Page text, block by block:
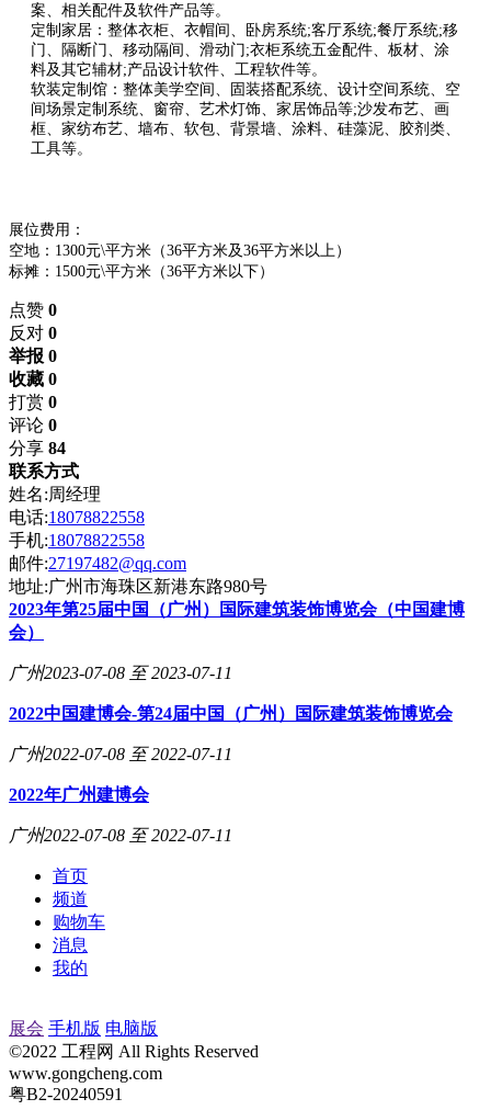
案、相关配件及软件产品等。
定制家居：整体衣柜、衣帽间、卧房系统;客厅系统;餐厅系统;移
门、隔断门、移动隔间、滑动门;衣柜系统五金配件、板材、涂
料及其它辅材;产品设计软件、工程软件等。
软装定制馆：整体美学空间、固装搭配系统、设计空间系统、空
间场景定制系统、窗帘、艺术灯饰、家居饰品等;沙发布艺、画
框、家纺布艺、墙布、软包、背景墙、涂料、硅藻泥、胶剂类、
工具等。
展位费用：
空地：1300元\平方米（36平方米及36平方米以上）
标摊：1500元\平方米（36平方米以下）
点赞 0
反对 0
举报 0
收藏 0
打赏 0
评论 0
分享 84
联系方式
姓名:周经理
电话:18078822558
手机:18078822558
邮件:27197482@qq.com
地址:广州市海珠区新港东路980号
2023年第25届中国（广州）国际建筑装饰博览会（中国建博
会）
广州2023-07-08 至 2023-07-11
2022中国建博会-第24届中国（广州）国际建筑装饰博览会
广州2022-07-08 至 2022-07-11
2022年广州建博会
广州2022-07-08 至 2022-07-11
首页
频道
购物车
消息
我的
展会 手机版 电脑版
©2022 工程网 All Rights Reserved
www.gongcheng.com
粤B2-20240591